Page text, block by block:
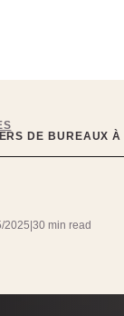
DE BUREAUX
2025 30 min read